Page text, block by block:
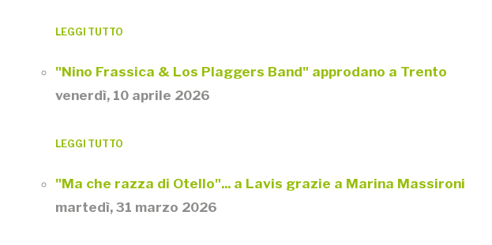
LEGGI TUTTO
"Nino Frassica & Los Plaggers Band" approdano a Trento
venerdì, 10 aprile 2026
LEGGI TUTTO
"Ma che razza di Otello"... a Lavis grazie a Marina Massironi
martedì, 31 marzo 2026